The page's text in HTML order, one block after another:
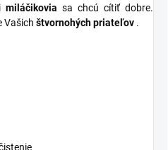
miláčikovia sa chcú cítiť dobre.
Vašich štvornohých priateľov .